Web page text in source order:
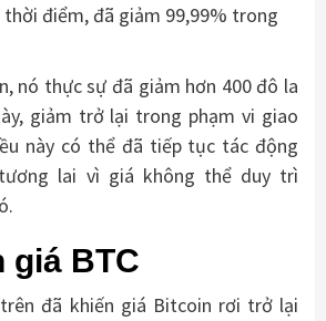
điểm, đã giảm 99,99% trong
nó thực sự đã giảm hơn 400 đô la
giảm trở lại trong phạm vi giao
này có thể đã tiếp tục tác động
lai vì giá không thể duy trì
giá BTC
đã khiến giá Bitcoin rơi trở lại